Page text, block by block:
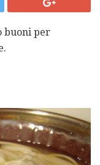
buoni per